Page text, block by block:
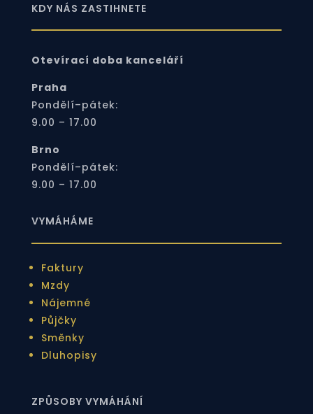
KDY NÁS ZASTIHNETE
Otevírací doba kanceláří
Praha
Pondělí–pátek:
9.00 – 17.00
Brno
Pondělí–pátek:
9.00 – 17.00
VYMÁHÁME
Faktury
Mzdy
Nájemné
Půjčky
Směnky
Dluhopisy
ZPŮSOBY VYMÁHÁNÍ